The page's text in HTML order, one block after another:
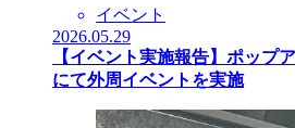
イベント
2026.05.29
【イベント実施報告】ポップ
にて外周イベントを実施